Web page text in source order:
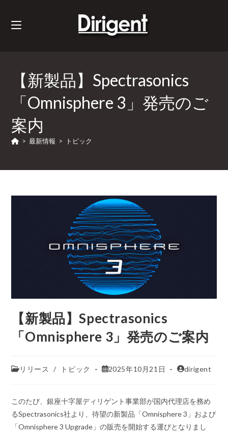
【新製品】Spectrasonics
「Omnisphere 3」発売のご
案内
> 最新情報 > トピック
【新製品】Spectrasonics
「Omnisphere 3」発売のご案内
リリース / トピック 2025年10月21日 dirigent
このたび、銀座十字屋ディリゲント事業部が国内代理店を務め
るSpectrasonics社より、待望の新製品「Omnisphere 3」および
「Omnisphere 3 Upgrade」の販売を開始する運びとなりまし